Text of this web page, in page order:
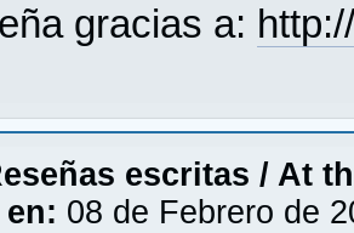
gracias a:
escritas / At
en: 08 de Febrero de